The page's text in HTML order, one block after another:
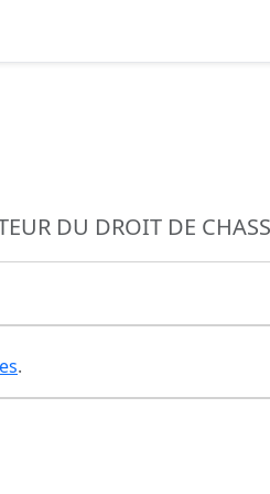
DU DROIT DE
.